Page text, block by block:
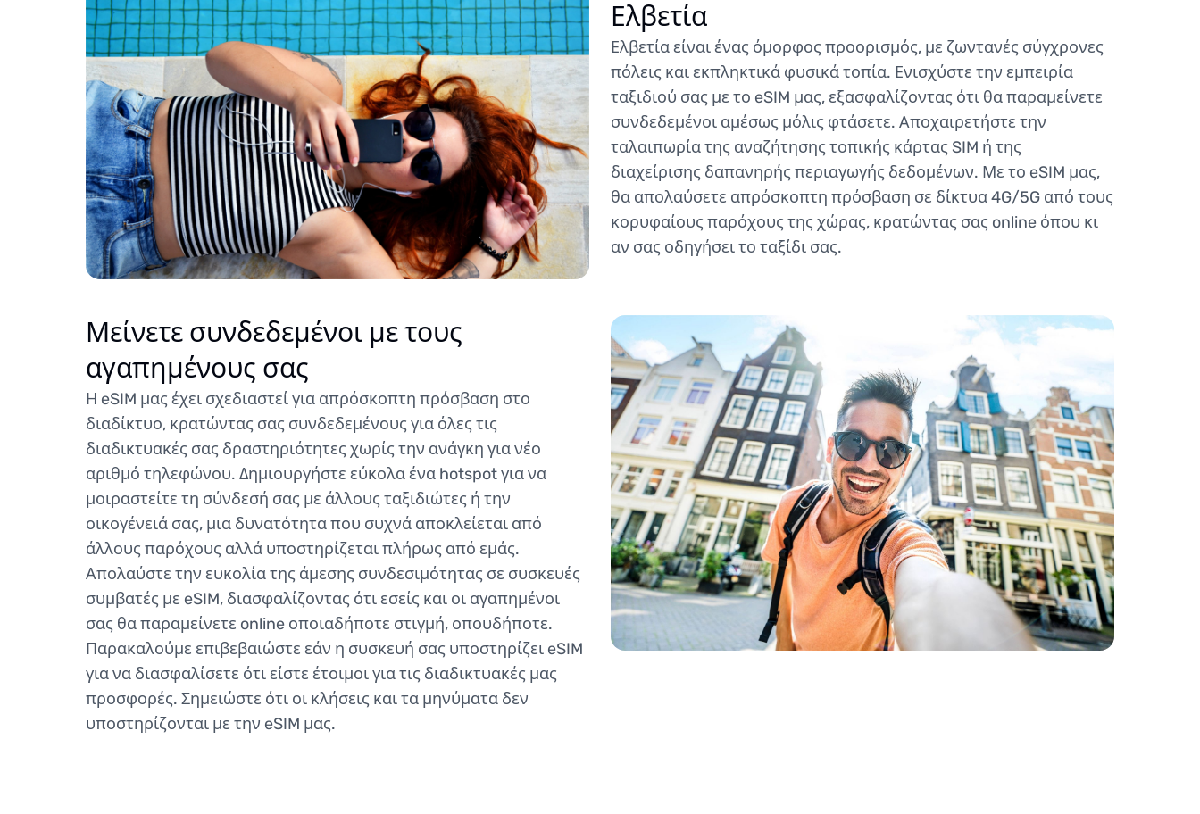
Ελβετία
Ελβετία είναι ένας όμορφος προορισμός, με ζωντανές σύγχρονες
πόλεις και εκπληκτικά φυσικά τοπία. Ενισχύστε την εμπειρία
ταξιδιού σας με το eSIM μας, εξασφαλίζοντας ότι θα παραμείνετε
συνδεδεμένοι αμέσως μόλις φτάσετε. Αποχαιρετήστε την
ταλαιπωρία της αναζήτησης τοπικής κάρτας SIM ή της
διαχείρισης δαπανηρής περιαγωγής δεδομένων. Με το eSIM μας,
θα απολαύσετε απρόσκοπτη πρόσβαση σε δίκτυα 4G/5G από τους
κορυφαίους παρόχους της χώρας, κρατώντας σας online όπου κι
αν σας οδηγήσει το ταξίδι σας.
Μείνετε συνδεδεμένοι με τους
αγαπημένους σας
Η eSIM μας έχει σχεδιαστεί για απρόσκοπτη πρόσβαση στο
διαδίκτυο, κρατώντας σας συνδεδεμένους για όλες τις
διαδικτυακές σας δραστηριότητες χωρίς την ανάγκη για νέο
αριθμό τηλεφώνου. Δημιουργήστε εύκολα ένα hotspot για να
μοιραστείτε τη σύνδεσή σας με άλλους ταξιδιώτες ή την
οικογένειά σας, μια δυνατότητα που συχνά αποκλείεται από
άλλους παρόχους αλλά υποστηρίζεται πλήρως από εμάς.
Απολαύστε την ευκολία της άμεσης συνδεσιμότητας σε συσκευές
συμβατές με eSIM, διασφαλίζοντας ότι εσείς και οι αγαπημένοι
σας θα παραμείνετε online οποιαδήποτε στιγμή, οπουδήποτε.
Παρακαλούμε επιβεβαιώστε εάν η συσκευή σας υποστηρίζει eSIM
για να διασφαλίσετε ότι είστε έτοιμοι για τις διαδικτυακές μας
προσφορές. Σημειώστε ότι οι κλήσεις και τα μηνύματα δεν
υποστηρίζονται με την eSIM μας.